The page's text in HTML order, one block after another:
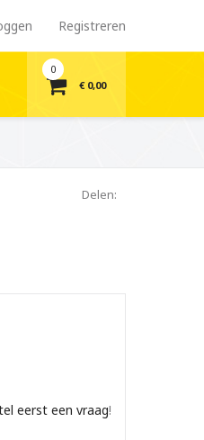
Registreren
0
€ 0,00
Delen:
eerst een vraag!